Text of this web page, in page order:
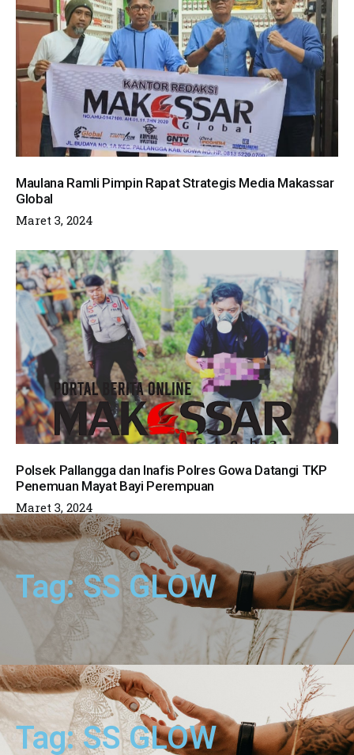
Maulana Ramli Pimpin Rapat Strategis Media Makassar
Global
Maret 3, 2024
Polsek Pallangga dan Inafis Polres Gowa Datangi TKP
Penemuan Mayat Bayi Perempuan
Maret 3, 2024
Tag: SS GLOW
Tag: SS GLOW